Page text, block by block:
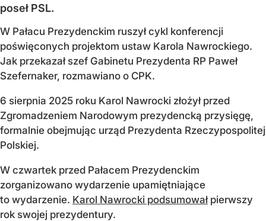
poseł PSL.
W Pałacu Prezydenckim ruszył cykl konferencji
poświęconych projektom ustaw Karola Nawrockiego.
Jak przekazał szef Gabinetu Prezydenta RP Paweł
Szefernaker, rozmawiano o CPK.
6 sierpnia 2025 roku Karol Nawrocki złożył przed
Zgromadzeniem Narodowym prezydencką przysięgę,
formalnie obejmując urząd Prezydenta Rzeczypospolitej
Polskiej.
W czwartek przed Pałacem Prezydenckim
zorganizowano wydarzenie upamiętniające
to wydarzenie. Karol Nawrocki podsumowałpierwszy
rok swojej prezydentury.